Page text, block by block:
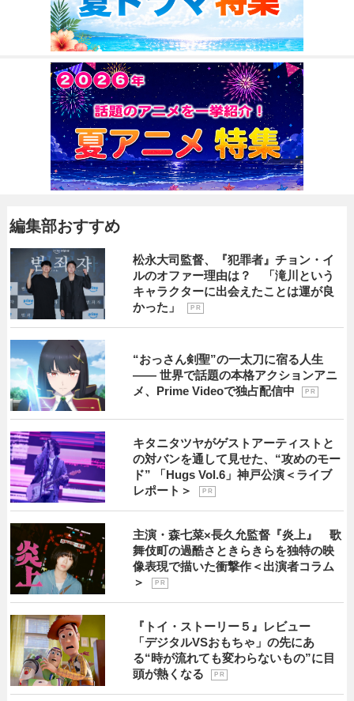
編集部おすすめ
松永大司監督、『犯罪者』チョン・イ
ルのオファー理由は？ 「滝川という
キャラクターに出会えたことは運が良
かった」
P R
“おっさん剣聖”の一太刀に宿る人生
―― 世界で話題の本格アクションアニ
メ、Prime Videoで独占配信中
P R
キタニタツヤがゲストアーティストと
の対バンを通して見せた、“攻めのモー
ド” 「Hugs Vol.6」神戸公演＜ライブ
レポート＞
P R
主演・森七菜×長久允監督『炎上』 歌
舞伎町の過酷さときらきらを独特の映
像表現で描いた衝撃作＜出演者コラム
＞
P R
『トイ・ストーリー５』レビュー
「デジタルVSおもちゃ」の先にあ
る“時が流れても変わらないもの”に目
頭が熱くなる
P R